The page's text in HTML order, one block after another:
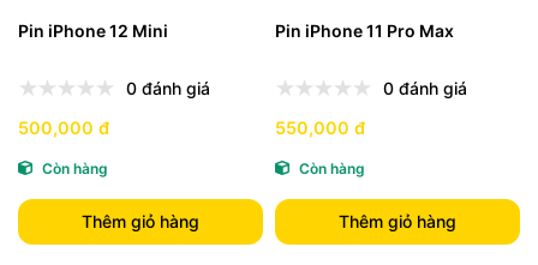
Pin iPhone 12 Mini
0 đánh giá
500,000 đ
Còn hàng
Thêm giỏ hàng
Pin iPhone 11 Pro Max
0 đánh giá
550,000 đ
Còn hàng
Thêm giỏ hàng